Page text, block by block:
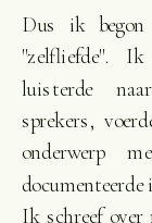
Dus ik
"zelfliefde".
luisterde
sprekers,
onderwerp
documenteerde
Ik schreef over